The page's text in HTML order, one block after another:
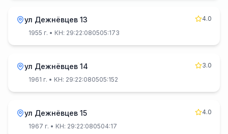
ул Дежнёвцев 13
4.0
1955 г. • КН: 29:22:080505:173
ул Дежнёвцев 14
3.0
1961 г. • КН: 29:22:080505:152
ул Дежнёвцев 15
4.0
1967 г. • КН: 29:22:080504:17